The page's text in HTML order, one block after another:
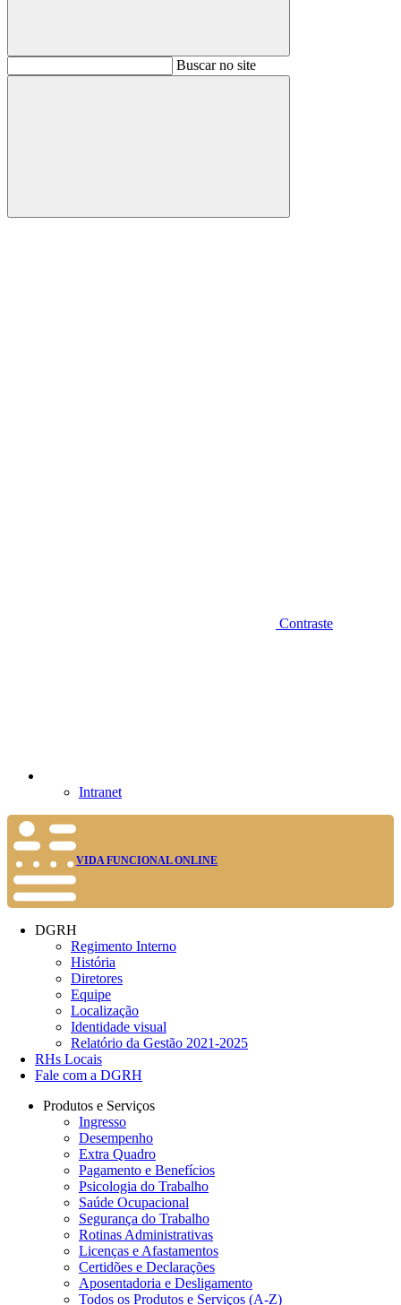
BuscarBuscar no site
Buscar
Contraste
Intranet
VIDA FUNCIONAL ONLINE
DGRH
Regimento Interno
História
Diretores
Equipe
Localização
Identidade visual
Relatório da Gestão 2021-2025
RHs Locais
Fale com a DGRH
Produtos e Serviços
Ingresso
Desempenho
Extra Quadro
Pagamento e Benefícios
Psicologia do Trabalho
Saúde Ocupacional
Segurança do Trabalho
Rotinas Administrativas
Licenças e Afastamentos
Certidões e Declarações
Aposentadoria e Desligamento
Todos os Produtos e Serviços (A-Z)